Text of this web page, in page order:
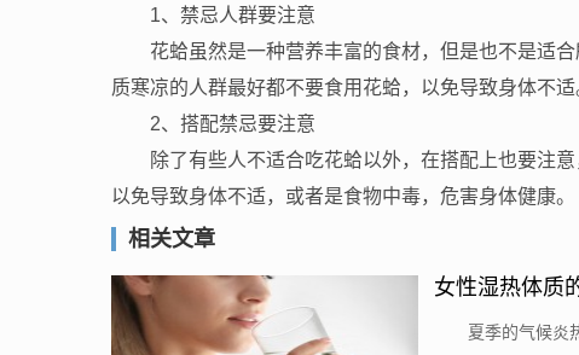
1、禁忌人群要注意
花蛤虽然是一种营养丰富的食材，但是也不是适
质寒凉的人群最好都不要食用花蛤，以免导致身体不适
2、搭配禁忌要注意
除了有些人不适合吃花蛤以外，在搭配上也要注
以免导致身体不适，或者是食物中毒，危害身体健康。
相关文章
女性湿热体质
夏季的气候炎